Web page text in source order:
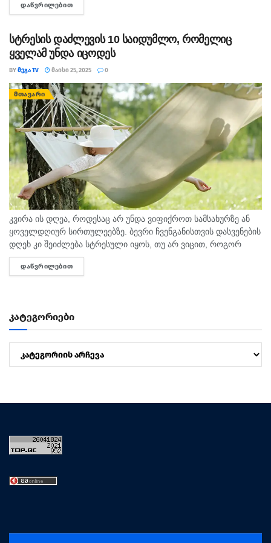
ბრუნ­ვას გა­მო­იწ­ვევს, რაც ჩვე­ულ 24-სა­ა­თი­ან...
ᲓᲐᲬᲕᲠᲘᲚᲔᲑᲘᲗ
სტრესის დაძლევის 10 საიდუმლო, რომელიც
ყველამ უნდა იცოდეს
BYᲛᲔᲒᲐ TV ᲛᲐᲘᲡᲘ 25, 2025 0
ᲛᲗᲐᲕᲐᲠᲘ
კვირა ის დღეა, როდესაც არ უნდა ვიფიქროთ სამსახურზე ან
ყოველდღიურ სირთულეებზე. ბევრი ჩვენგანისთვის დასვენების
დღეხ კი შეიძლება სტრესული იყოს, თუ არ ვიცით, როგორ
მოვიქცეთ სწორად. გთავაზობთ 10 რჩევას, რომელიც სტრესის
მართვასა...
ᲓᲐᲬᲕᲠᲘᲚᲔᲑᲘᲗ
კატეგორიები